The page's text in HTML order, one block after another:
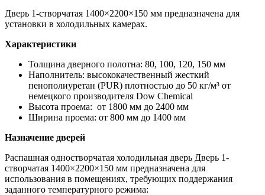
Дверь 1-створчатая 1400×2200×150 мм предназначена для
установки в холодильных камерах.
Характеристики
Толщина дверного полотна: 80, 100, 120, 150 мм
Наполнитель: высококачественный жесткий
пенополиуретан (PUR) плотностью до 50 кг/м³ от
немецкого производителя Dow Chemiсal
Высота проема: от 1800 мм до 2400 мм
Ширина проема: от 800 мм до 1400 мм
Назначение дверей
Распашная одностворчатая холодильная дверь Дверь 1-
створчатая 1400×2200×150 мм предназначена для
использования в помещениях, требующих поддержания
заданного температурного режима: